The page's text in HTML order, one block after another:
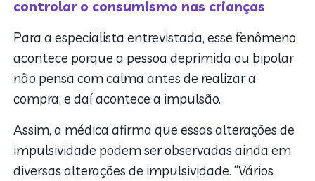
controlar o consumismo nas crianças
Para a especialista entrevistada, esse fenômeno
acontece porque a pessoa deprimida ou bipolar
não pensa com calma antes de realizar a
compra, e daí acontece a impulsão.
Assim, a médica afirma que essas alterações de
impulsividade podem ser observadas ainda em
diversas alterações de impulsividade. “Vários